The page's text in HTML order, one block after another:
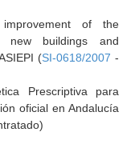
of the
new buildings and
(SI-0618/2007 -
Prescriptiva para
oficial en Andalucía